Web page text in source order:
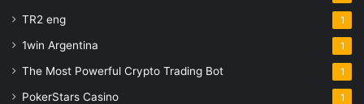
TR2 eng 1
1win Argentina 1
The Most Powerful Crypto Trading Bot 1
PokerStars Casino 1